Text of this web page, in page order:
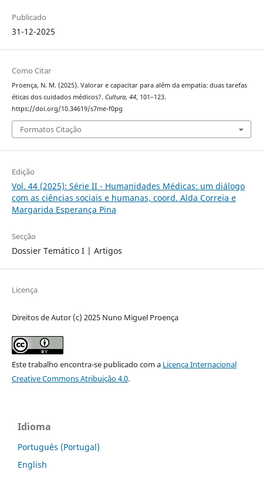
Publicado
31-12-2025
Como Citar
Proença, N. M. (2025). Valorar e capacitar para além da empatia: duas tarefas
éticas dos cuidados médicos?. Cultura, 44, 101–123.
https://doi.org/10.34619/s7me-f0pg
Formatos Citação
Edição
Vol. 44 (2025): Série II - Humanidades Médicas: um diálogo
com as ciências sociais e humanas, coord. Alda Correia e
Margarida Esperança Pina
Secção
Dossier Temático I | Artigos
Licença
Direitos de Autor (c) 2025 Nuno Miguel Proença
Este trabalho encontra-se publicado com a Licença Internacional
Creative Commons Atribuição 4.0.
Idioma
Português (Portugal)
English